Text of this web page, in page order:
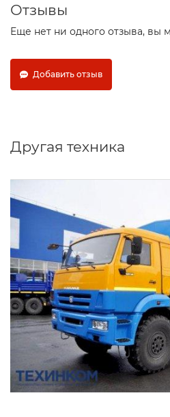
Отзывы
Еще нет ни одного отзыва, вы
Добавить отзыв
Другая техника